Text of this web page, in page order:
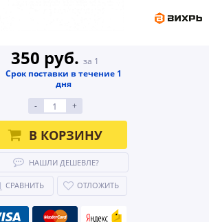
350 руб. за 1
Срок поставки в течение 1
дня
-
+
В КОРЗИНУ
НАШЛИ ДЕШЕВЛЕ?
СРАВНИТЬ ОТЛОЖИТЬ